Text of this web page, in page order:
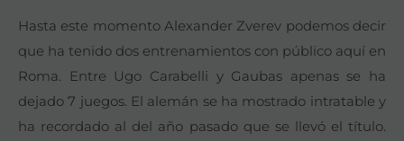
Hasta este momento Alexander Zverev podemos decir
que ha tenido dos entrenamientos con público aquí en
Roma. Entre Ugo Carabelli y Gaubas apenas se ha
dejado 7 juegos. El alemán se ha mostrado intratable y
ha recordado al del año pasado que se llevó el título.